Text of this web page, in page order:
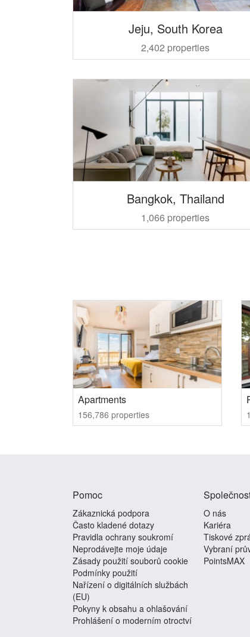
Jeju, South Korea
2,402 properties
Bangkok, Thailand
1,066 properties
Apartments
156,786 properties
Pomoc
Zákaznická podpora
Často kladené dotazy
Pravidla ochrany soukromí
Neprodávejte moje údaje
Zásady použití souborů cookie
Podmínky použití
Nařízení o digitálních službách
(EU)
Pokyny k obsahu a ohlašování
Prohlášení o moderním otroctví
O nás
Kariéra
Tiskové
Vybraní
PointsMAX